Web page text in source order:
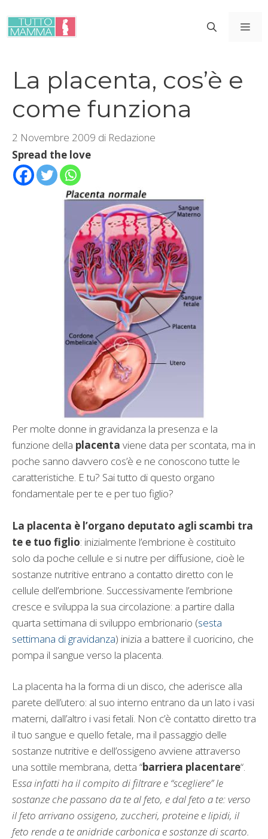
contenuto
La placenta, cos’è e
come funziona
2 Novembre 2009 di Redazione
Spread the love
Per molte donne in gravidanza la presenza e la
funzione della placenta viene data per scontata, ma in
poche sanno davvero cos’è e ne conoscono tutte le
caratteristiche. E tu? Sai tutto di questo organo
fondamentale per te e per tuo figlio?
La placenta è l’organo deputato agli scambi tra
te e tuo figlio: inizialmente l’embrione è costituito
solo da poche cellule e si nutre per diffusione, cioè le
sostanze nutritive entrano a contatto diretto con le
cellule dell’embrione. Successivamente l’embrione
cresce e sviluppa la sua circolazione: a partire dalla
quarta settimana di sviluppo embrionario (sesta
settimana di gravidanza) inizia a battere il cuoricino, che
pompa il sangue verso la placenta.
La placenta ha la forma di un disco, che aderisce alla
parete dell’utero: al suo interno entrano da un lato i vasi
materni, dall’altro i vasi fetali. Non c’è contatto diretto tra
il tuo sangue e quello fetale, ma il passaggio delle
sostanze nutritive e dell’ossigeno avviene attraverso
una sottile membrana, detta “barriera placentare“.
Essa infatti ha il compito di filtrare e “scegliere” le
sostanze che passano da te al feto, e dal feto a te: verso
il feto arrivano ossigeno, zuccheri, proteine e lipidi, il
feto rende a te anidride carbonica e sostanze di scarto.